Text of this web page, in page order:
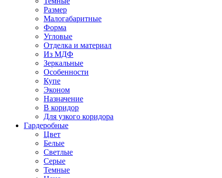
Размер
Малогабаритные
Форма
Угловые
Отделка и материал
Из МДФ
Зеркальные
Особенности
Купе
Эконом
Назначение
В коридор
Для узкого коридора
Гардеробные
Цвет
Белые
Светлые
Серые
Темные